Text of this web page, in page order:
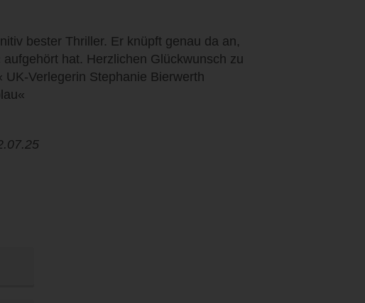
bester Thriller. Er knüpft genau da an,
aufgehört hat. Herzlichen Glückwunsch zu
Verlegerin Stephanie Bierwerth